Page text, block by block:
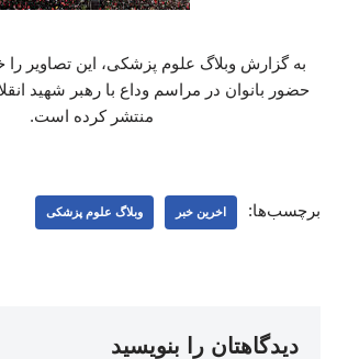
به گزارش وبلاگ علوم پزشکی، این تصاویر را
حضور بانوان در مراسم وداع با رهبر شهید
منتشر کرده است.
برچسب‌ها: اخرین خبر وبلاگ علوم پزشکی
دیدگاهتان را بنویسید